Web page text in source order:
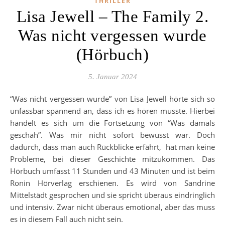
Lisa Jewell – The Family 2.
Was nicht vergessen wurde
(Hörbuch)
5. Januar 2024
“Was nicht vergessen wurde” von Lisa Jewell hörte sich so
unfassbar spannend an, dass ich es hören musste. Hierbei
handelt es sich um die Fortsetzung von “Was damals
geschah”. Was mir nicht sofort bewusst war. Doch
dadurch, dass man auch Rückblicke erfährt, hat man keine
Probleme, bei dieser Geschichte mitzukommen. Das
Hörbuch umfasst 11 Stunden und 43 Minuten und ist beim
Ronin Hörverlag erschienen. Es wird von Sandrine
Mittelstädt gesprochen und sie spricht überaus eindringlich
und intensiv. Zwar nicht überaus emotional, aber das muss
es in diesem Fall auch nicht sein.